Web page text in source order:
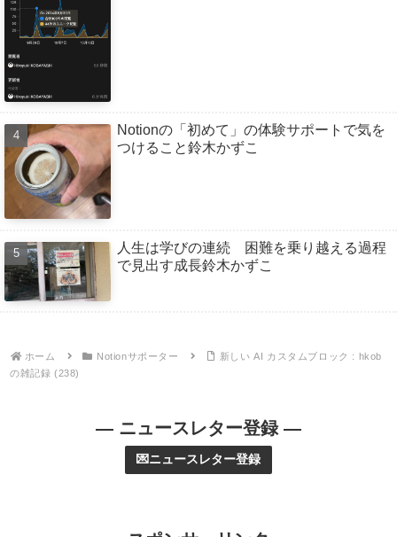
Notionの「初めて」の体験サポートで気を
つけること鈴木かずこ
人生は学びの連続 困難を乗り越える過程
で見出す成長鈴木かずこ
ホーム Notionサポーター
新しい AI カスタムブロック : hkob
の雑記録 (238)
— ニュースレター登録 —
💌ニュースレター登録